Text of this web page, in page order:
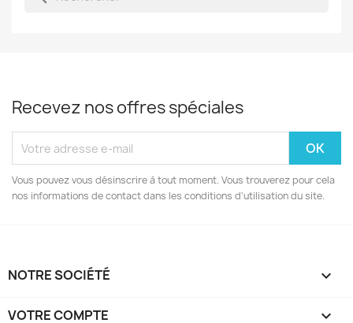
Recevez nos offres spéciales
Vous pouvez vous désinscrire à tout moment. Vous trouverez pour cela
nos informations de contact dans les conditions d'utilisation du site.
NOTRE SOCIÉTÉ 
VOTRE COMPTE 